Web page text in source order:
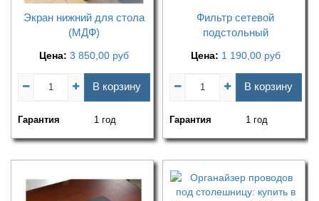
Экран нижний для стола
(МДФ)
Цена: 3 850,00 руб
В корзину
Гарантия 1 год
Фильтр сетевой
подстольный
Цена: 1 190,00 руб
В корзину
Гарантия 1 год